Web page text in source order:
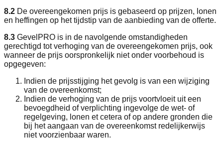
8.2 De overeengekomen prijs is gebaseerd op prijzen, lonen
en heffingen op het tijdstip van de aanbieding van de offerte.
8.3 GevelPRO is in de navolgende omstandigheden
gerechtigd tot verhoging van de overeengekomen prijs, ook
wanneer de prijs oorspronkelijk niet onder voorbehoud is
opgegeven:
Indien de prijsstijging het gevolg is van een wijziging
van de overeenkomst;
Indien de verhoging van de prijs voortvloeit uit een
bevoegdheid of verplichting ingevolge de wet- of
regelgeving, lonen et cetera of op andere gronden die
bij het aangaan van de overeenkomst redelijkerwijs
niet voorzienbaar waren.